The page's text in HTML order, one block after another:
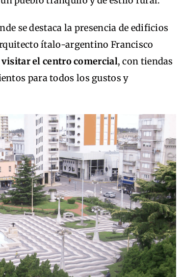
se destaca la presencia de edificios
ítalo-argentino Francisco
visitar el centro comercial, con tiendas
para todos los gustos y